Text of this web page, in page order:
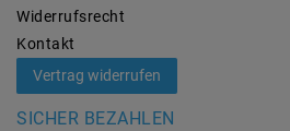
Widerrufs­recht
Kontakt
Vertrag widerrufen
SICHER BEZAHLEN